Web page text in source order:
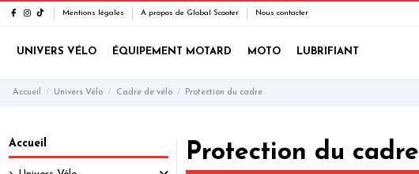
Mentions légales A propos de Global Scooter Nous contacter
UNIVERS VÉLO ÉQUIPEMENT MOTARD MOTO LUBRIFIANT
Accueil Univers Vélo Cadre de vélo Protection du cadre
Protection du cadre
Accueil